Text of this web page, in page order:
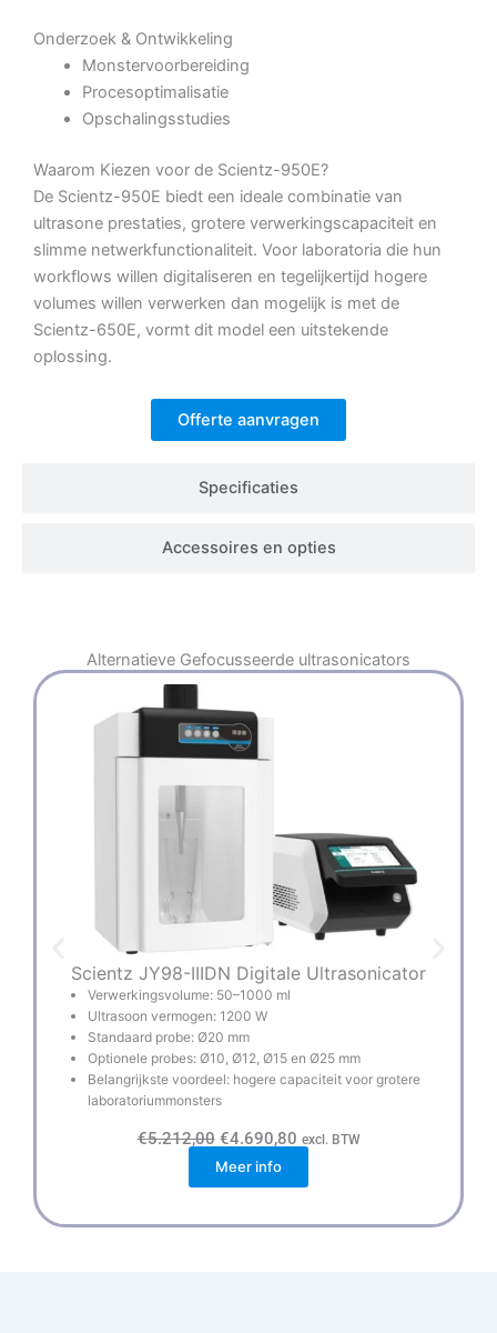
Specificaties
Accessoires en opties
Onderzoek & Ontwikkeling
Monstervoorbereiding
Procesoptimalisatie
Opschalingsstudies
Waarom Kiezen voor de Scientz-950E?
De Scientz-950E biedt een ideale combinatie van
ultrasone prestaties, grotere verwerkingscapaciteit en
slimme netwerkfunctionaliteit. Voor laboratoria die hun
workflows willen digitaliseren en tegelijkertijd hogere
volumes willen verwerken dan mogelijk is met de
Scientz-650E, vormt dit model een uitstekende
oplossing.
Offerte aanvragen
Alternatieve Gefocusseerde ultrasonicators
Scientz JY98-IIIDN Digitale Ultrasonicator
Verwerkingsvolume: 50–1000 ml
Ultrasoon vermogen: 1200 W
Standaard probe: Ø20 mm
Optionele probes: Ø10, Ø12, Ø15 en Ø25 mm
Belangrijkste voordeel: hogere capaciteit voor grotere
laboratoriummonsters
€5.212,00 O
o
r
s
o
€4.690,80H
u
d
e
excl. BTW
Meer info